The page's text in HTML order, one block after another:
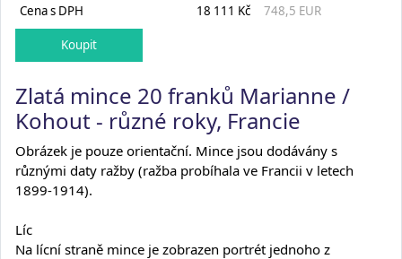
Cena s DPH
18 111 Kč 748,5 EUR
Zlatá mince 20 franků Marianne /
Kohout - různé roky, Francie
Obrázek je pouze orientační. Mince jsou dodávány s
různými daty ražby (ražba probíhala ve Francii v letech
1899-1914).
Líc
Na lícní straně mince je zobrazen portrét jednoho z